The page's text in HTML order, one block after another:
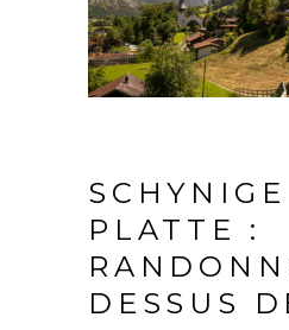
SCHYNIGE
PLATTE :
DESSUS